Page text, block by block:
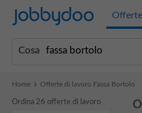
Jobbydoo
Cosa
Home Offerte di lavoro Fassa Bortolo
Ordina 26 offerte di lavoro